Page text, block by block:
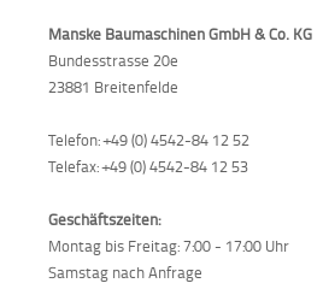
Manske Baumaschinen GmbH & Co. KG
Bundesstrasse 20e
23881 Breitenfelde
Telefon: +49 (0) 4542-84 12 52
Telefax: +49 (0) 4542-84 12 53
Geschäftszeiten:
Montag bis Freitag: 7:00 - 17:00 Uhr
Samstag nach Anfrage